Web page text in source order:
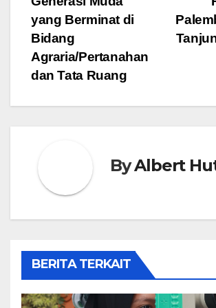
yang Berminat di
Bidang
Agraria/Pertanahan
dan Tata Ruang
ByAlbert
BERITA TERKAIT